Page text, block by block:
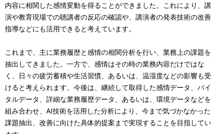
内容に相関した感情変動を得ることができました。これにより、講
演や教育現場での聴講者の反応の確認や、講演者の発表技術の改善
指導などにも活用できると考えています。
これまで、主に業務履歴と感情の相関分析を行い、業務上の課題を
抽出してきました。一方で、感情はその時の業務内容だけではな
く、日々の疲労蓄積や生活習慣、あるいは、温湿度などの影響も受
けると考えられます。今後は、継続して取得した感情データ、バイ
タルデータ、詳細な業務履歴データ、あるいは、環境データなどを
組み合わせ、AI技術を活用した分析により、今まで気づかなかった
課題抽出、改善に向けた具体的提案まで実現することを目指してい